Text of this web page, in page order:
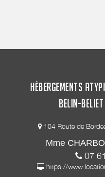
HÉBERGEMENTS
BELIN-
104 Route de
Mme
07
https://